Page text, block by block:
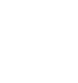
chicken?